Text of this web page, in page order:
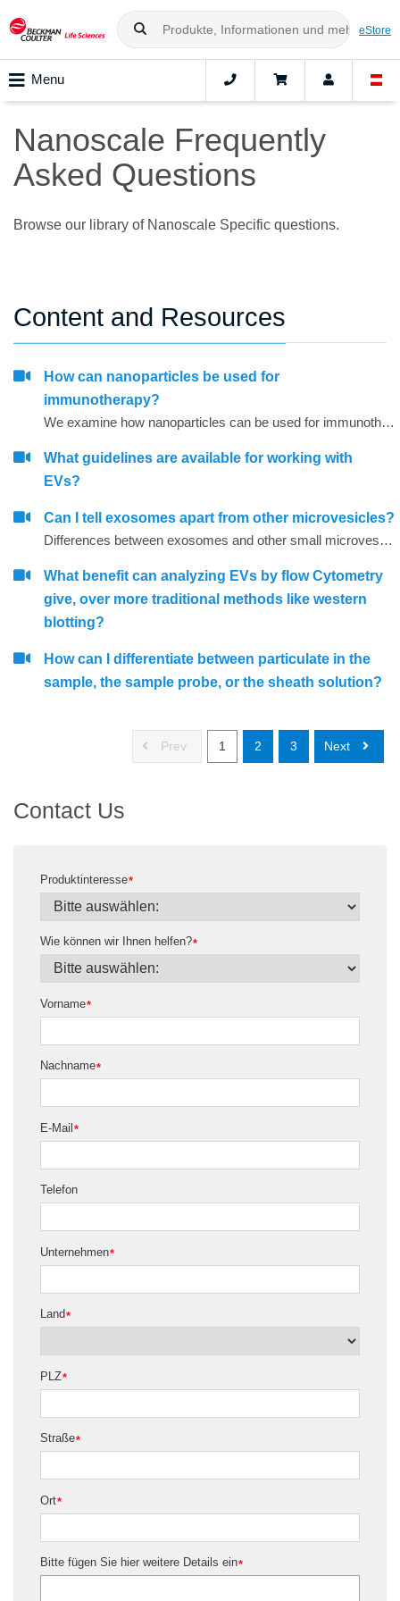
eStore
Menu
Nanoscale Frequently
Asked Questions
Browse our library of Nanoscale Specific questions.
Content and Resources
How can nanoparticles be used for
immunotherapy?
We examine how nanoparticles can be used for immunotherapy as well as in other research areas
What guidelines are available for working with
EVs?
Can I tell exosomes apart from other microvesicles?
Differences between exosomes and other small microvesicles.
What benefit can analyzing EVs by flow Cytometry
give, over more traditional methods like western
blotting?
How can I differentiate between particulate in the
sample, the sample probe, or the sheath solution?
Prev 1 2 3 Next
Contact Us
*
Produktinteresse
*
Wie können wir Ihnen helfen?
*
Vorname
*
Nachname
*
E-Mail
Telefon
*
Unternehmen
*
Land
*
PLZ
*
Straße
*
Ort
*
Bitte fügen Sie hier weitere Details ein